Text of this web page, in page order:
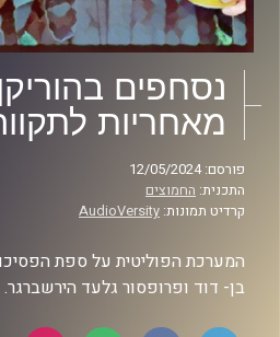
נסחפים
מאחריות
פורסם: 12/05/2024
התכנית: החמוצים
קרדיט תמונות: AudioVersity
המערכת הפוליטית על ספת
בן- דוד ופרופסור גלעד הירשברגר.